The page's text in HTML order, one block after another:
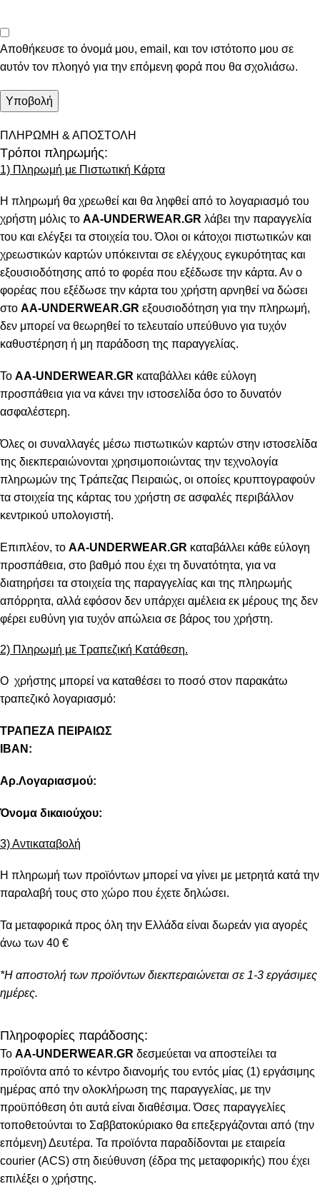
Αποθήκευσε το όνομά μου, email, και τον ιστότοπο μου σε
αυτόν τον πλοηγό για την επόμενη φορά που θα σχολιάσω.
ΠΛΗΡΩΜΗ & ΑΠΟΣΤΟΛΗ
Τρόποι πληρωμής:
1) Πληρωμή με Πιστωτική Κάρτα
Η πληρωμή θα χρεωθεί και θα ληφθεί από το λογαριασμό του
χρήστη μόλις το AA-UNDERWEAR.GR λάβει την παραγγελία
του και ελέγξει τα στοιχεία του. Όλοι οι κάτοχοι πιστωτικών και
χρεωστικών καρτών υπόκεινται σε ελέγχους εγκυρότητας και
εξουσιοδότησης από το φορέα που εξέδωσε την κάρτα. Αν ο
φορέας που εξέδωσε την κάρτα του χρήστη αρνηθεί να δώσει
στο AA-UNDERWEAR.GR εξουσιοδότηση για την πληρωμή,
δεν μπορεί να θεωρηθεί το τελευταίο υπεύθυνο για τυχόν
καθυστέρηση ή μη παράδοση της παραγγελίας.
Το AA-UNDERWEAR.GR καταβάλλει κάθε εύλογη
προσπάθεια για να κάνει την ιστοσελίδα όσο το δυνατόν
ασφαλέστερη.
Όλες οι συναλλαγές μέσω πιστωτικών καρτών στην ιστοσελίδα
της διεκπεραιώνονται χρησιμοποιώντας την τεχνολογία
πληρωμών της Τράπεζας Πειραιώς, οι οποίες κρυπτογραφούν
τα στοιχεία της κάρτας του χρήστη σε ασφαλές περιβάλλον
κεντρικού υπολογιστή.
Επιπλέον, το AA-UNDERWEAR.GR καταβάλλει κάθε εύλογη
προσπάθεια, στο βαθμό που έχει τη δυνατότητα, για να
διατηρήσει τα στοιχεία της παραγγελίας και της πληρωμής
απόρρητα, αλλά εφόσον δεν υπάρχει αμέλεια εκ μέρους της δεν
φέρει ευθύνη για τυχόν απώλεια σε βάρος του χρήστη.
2) Πληρωμή με Τραπεζική Κατάθεση.
Ο χρήστης μπορεί να καταθέσει το ποσό στον παρακάτω
τραπεζικό λογαριασμό:
ΤΡΑΠΕΖΑ ΠΕΙΡΑΙΩΣ
IBAN:
Αρ.Λογαριασμού:
Όνομα δικαιούχου:
3) Αντικαταβολή
Η πληρωμή των προϊόντων μπορεί να γίνει με μετρητά κατά την
παραλαβή τους στο χώρο που έχετε δηλώσει.
Τα μεταφορικά προς όλη την Ελλάδα είναι δωρεάν για αγορές
άνω των 40 €
*Η αποστολή των προϊόντων διεκπεραιώνεται σε 1-3 εργάσιμες
ημέρες.
Πληροφορίες παράδοσης:
To AA-UNDERWEAR.GR δεσμεύεται να αποστείλει τα
προϊόντα από το κέντρο διανομής του εντός μίας (1) εργάσιμης
ημέρας από την ολοκλήρωση της παραγγελίας, με την
προϋπόθεση ότι αυτά είναι διαθέσιμα. Όσες παραγγελίες
τοποθετούνται το Σαββατοκύριακο θα επεξεργάζονται από (την
επόμενη) Δευτέρα. Τα προϊόντα παραδίδονται με εταιρεία
courier (ACS) στη διεύθυνση (έδρα της μεταφορικής) που έχει
επιλέξει ο χρήστης.